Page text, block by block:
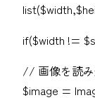
if($width !=
// 画像を読み
$image =